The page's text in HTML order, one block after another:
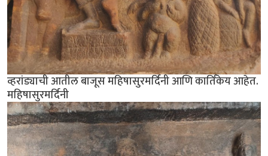
व्हरांड्याची आतील बाजूस महिषासुरमर्दिनी आणि कार्तिकेय आहेत.
महिषासुरमर्दिनी